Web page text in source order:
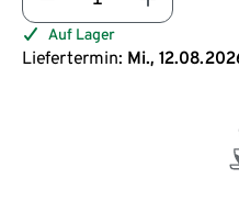
Auf Lager
Liefertermin: Mi.,